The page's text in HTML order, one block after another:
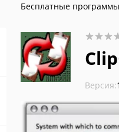
Бесплатные программы
Версия: